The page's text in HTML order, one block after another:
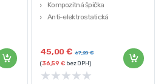
Kompozitná špička
Anti-elektrostatická
45,00€ 67,20€
(36,59€bez DPH)
★★★★★